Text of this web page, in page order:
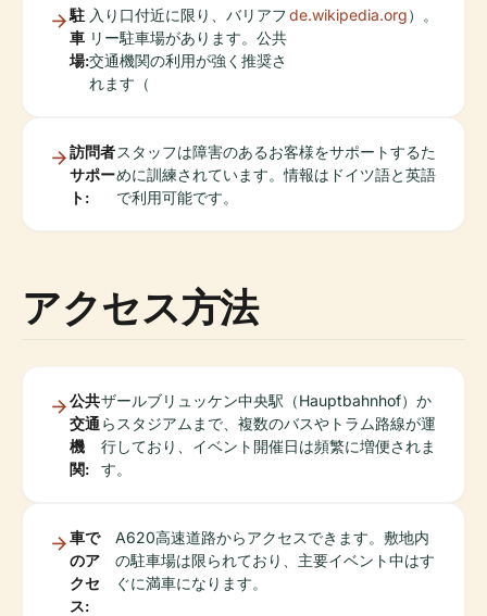
駐
車
場:
入り口付近に限り、バリアフ
リー駐車場があります。公共
交通機関の利用が強く推奨さ
れます（
de.wikipedia.org）。
訪問者
サポー
ト:
スタッフは障害のあるお客様をサポートするた
めに訓練されています。情報はドイツ語と英語
で利用可能です。
アクセス方法
公共
交通
機
関:
ザールブリュッケン中央駅（Hauptbahnhof）か
らスタジアムまで、複数のバスやトラム路線が運
行しており、イベント開催日は頻繁に増便されま
す。
車で
のア
クセ
ス:
A620高速道路からアクセスできます。敷地内
の駐車場は限られており、主要イベント中はす
ぐに満車になります。